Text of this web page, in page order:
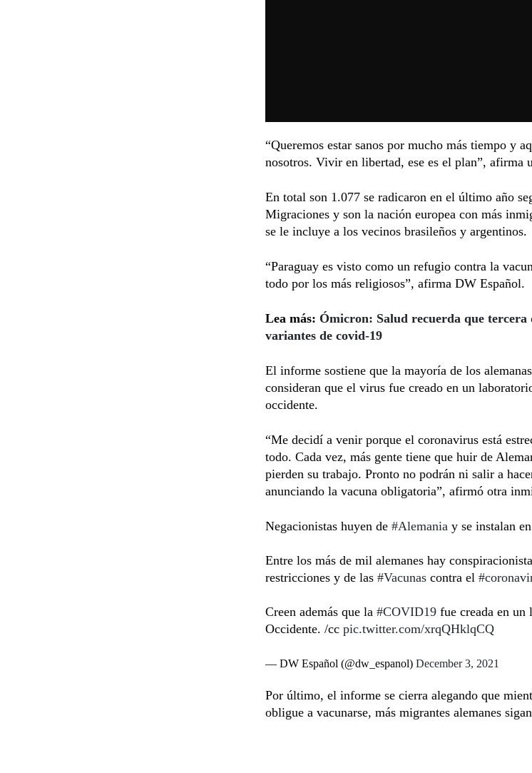
“Queremos estar sanos por mucho más tiempo y
nosotros. Vivir en libertad, ese es el plan”, afirma
En total son 1.077 se radicaron en el último año
Migraciones y son la nación europea con más
se le incluye a los vecinos brasileños y argentinos.
“Paraguay es visto como un refugio contra la
todo por los más religiosos”, afirma DW Español.
Lea más: Ómicron: Salud recuerda que tercera
variantes de covid-19
El informe sostiene que la mayoría de los
consideran que el virus fue creado en un
occidente.
“Me decidí a venir porque el coronavirus está
todo. Cada vez, más gente tiene que huir de
pierden su trabajo. Pronto no podrán ni salir a
anunciando la vacuna obligatoria”, afirmó otra
Negacionistas huyen de #Alemania y se instalan en
Entre los más de mil alemanes hay
restricciones y de las #Vacunas contra el
Creen además que la #COVID19 fue creada en
Occidente. /cc pic.twitter.com/xrqQHklqCQ
— DW Español (@dw_espanol) December 3, 2021
Por último, el informe se cierra alegando que
obligue a vacunarse, más migrantes alemanes